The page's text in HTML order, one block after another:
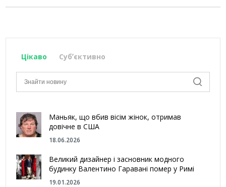
Цікаво Субʼєктивно
Маньяк, що вбив вісім жінок, отримав
довічне в США
18.06.2026
Великий дизайнер і засновник модного
будинку Валентино Гаравані помер у Римі
19.01.2026